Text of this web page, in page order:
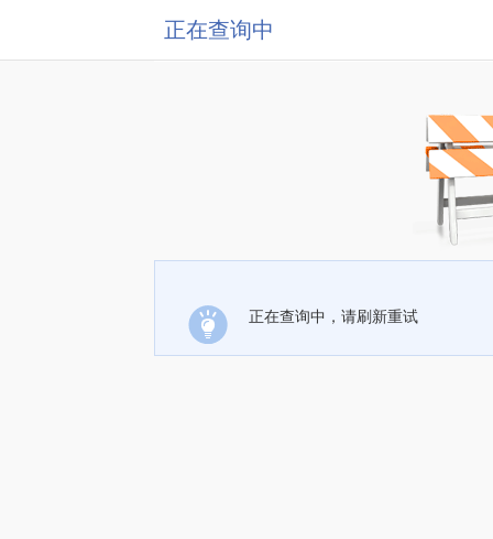
正在查询中
正在查询中，请刷新重试